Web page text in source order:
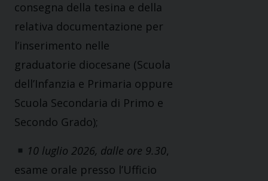
consegna della tesina e della
relativa documentazione per
l’inserimento nelle
graduatorie diocesane (Scuola
dell’Infanzia e Primaria oppure
Scuola Secondaria di Primo e
Secondo Grado);
10 luglio 2026, dalle ore 9.30,
esame orale presso l’Ufficio